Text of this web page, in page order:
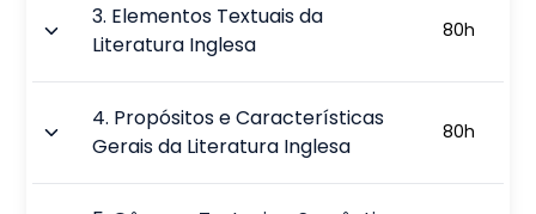
3. Elementos Textuais da
Literatura Inglesa
80h
4. Propósitos e Características
Gerais da Literatura Inglesa
80h